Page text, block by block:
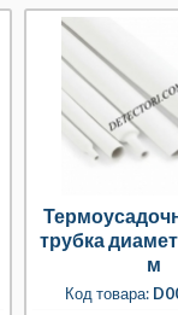
трубка
м
Код товара: